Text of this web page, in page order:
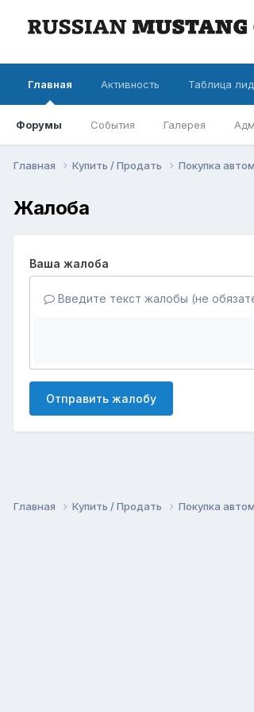
Главная
Форумы События Галерея
Активность Таблица
Главная Купить / Продать Покупка
Жалоба
Ваша жалоба
Введите текст жалобы (не
Отправить жалобу
Главная Купить / Продать Покупка